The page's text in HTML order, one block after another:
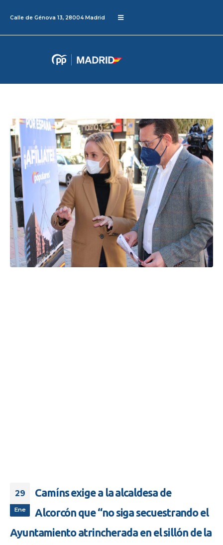
Calle de Génova 13, 28004 Madrid
29
Ene
Camíns exige a la alcaldesa de
Alcorcón que “no siga secuestrando el
Ayuntamiento atrincherada en el sillón de la